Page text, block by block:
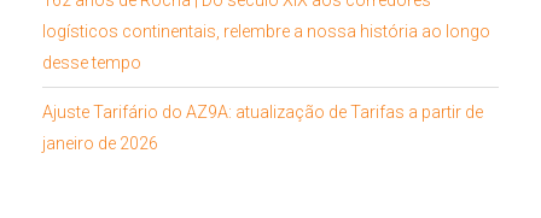
logísticos continentais, relembre a nossa história ao longo
desse tempo
Ajuste Tarifário do AZ9A: atualização de Tarifas a partir de
janeiro de 2026